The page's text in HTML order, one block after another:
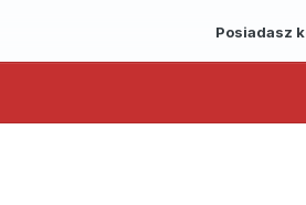
Posiadasz